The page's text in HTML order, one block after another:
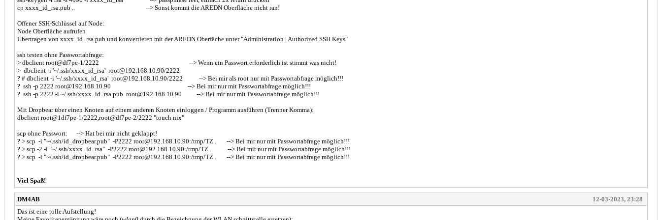
cp xxxx_id_rsa.pub .. --> Sonst kommt die AREDN Oberfläche nicht ran!
Offener SSH-Schlüssel auf Node:
Node Oberfläche aufrufen
Übertragen von xxxx_id_rsa.pub und konvertieren mit der AREDN Oberfäche unter "Administration | Authorized SSH Keys"
ssh testen ohne Passwortabfrage:
> dbclient root@df7pe-1/2222 --> Wenn ein Passwort erforderlich ist stimmt was nicht!
> dbclient -i '~/.ssh/xxxx_id_rsa' root@192.168.10.90/2222
? # dbclient -i '~/.ssh/xxxx_id_rsa' root@192.168.10.90/2222 --> Bei mir als root nur mit Passwortabfrage möglich!!!
? ssh -p 2222 root@192.168.10.90 --> Bei mir nur mit Passwortabfrage möglich!!!
? ssh -p 2222 -i ~/.ssh/xxxx_id_rsa.pub root@192.168.10.90 --> Bei mir nur mit Passwortabfrage möglich!!!
Mit Dropbear über einen Knoten auf einem anderen Knoten einloggen / Programm ausführen (Trenner Komma):
dbclient root@1df7pe-1/2222,root@df7pe-2/2222 "touch nix"
scp ohne Passwort: --> Hat bei mir nicht geklappt!
? > scp -i "~/.ssh/id_dropbear.pub" -P2222 root@192.168.10.90:/tmp/TZ . --> Bei mir nur mit Passwortabfrage möglich!!!
? > scp -2 -i "~/.ssh/xxxx_id_rsa" -P2222 root@192.168.10.90:/tmp/TZ . --> Bei mir nur mit Passwortabfrage möglich!!!
? > scp -i "~/.ssh/id_dropbear.pub" -P2222 root@192.168.10.90:/tmp/TZ . --> Bei mir nur mit Passwortabfrage möglich!!!
Viel Spaß!
DM4AB
12-03-2023, 23:28
Das ist eine tolle Aufstellung!